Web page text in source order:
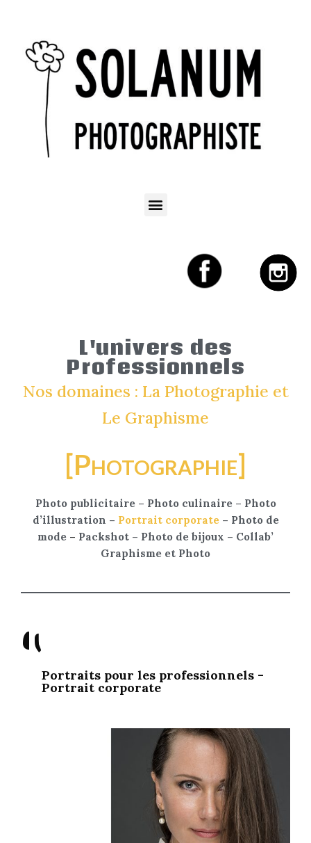
L'univers des
Professionnels
Nos domaines : La Photographie et
Le Graphisme
[Photographie]
Photo publicitaire– Photo culinaire– Photo
d’illustration – Portrait corporate– Photo de
mode – Packshot – Photo de bijoux – Collab’
Graphisme et Photo
"Portraits pour les professionnels -
Portrait corporate